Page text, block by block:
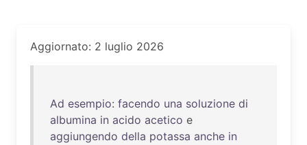
Aggiornato: 2 luglio 2026
Ad esempio: facendo una soluzione di
albumina in acido acetico e
aggiungendo della potassa anche in